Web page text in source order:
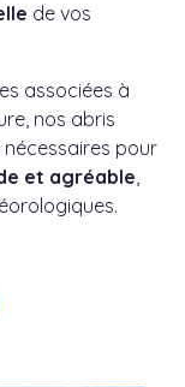
de vos
associées à
nos abris
pour
et agréable,